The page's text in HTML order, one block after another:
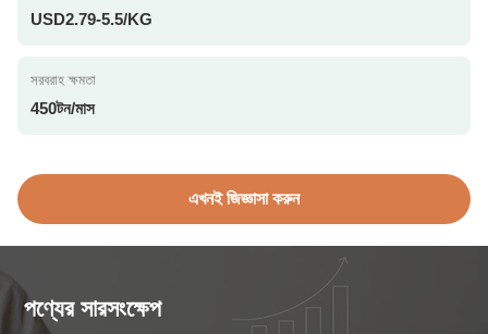
USD2.79-5.5/KG
সরবরাহ ক্ষমতা
450টন/মাস
এখনই জিজ্ঞাসা করুন
পণ্যের সারসংক্ষেপ